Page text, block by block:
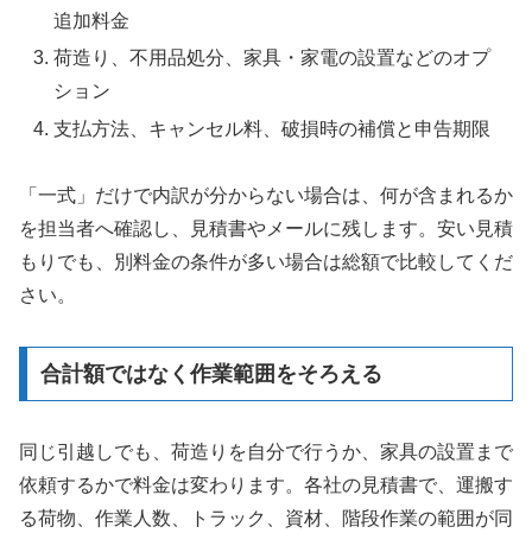
追加料金
荷造り、不用品処分、家具・家電の設置などのオプ
ション
支払方法、キャンセル料、破損時の補償と申告期限
「一式」だけで内訳が分からない場合は、何が含まれるか
を担当者へ確認し、見積書やメールに残します。安い見積
もりでも、別料金の条件が多い場合は総額で比較してくだ
さい。
合計額ではなく作業範囲をそろえる
同じ引越しでも、荷造りを自分で行うか、家具の設置まで
依頼するかで料金は変わります。各社の見積書で、運搬す
る荷物、作業人数、トラック、資材、階段作業の範囲が同